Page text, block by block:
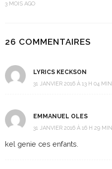
3 MOIS AGO
26 COMMENTAIRES
LYRICS KECKSON
31 JANVIER 2016 À 13 H 04 MIN
EMMANUEL OLES
31 JANVIER 2016 À 16 H 29 MIN
kel genie ces enfants.